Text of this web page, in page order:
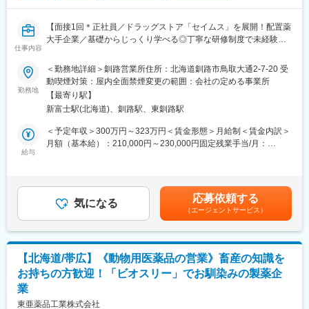
仕事内容
【面接1回＊正社員／ドラッグストア「セイムス」を展開！配置薬
大手企業／基礎からじっくり学べる◎丁寧な研修制度で未経験の
■職務内容：
担当エリアのお客様（個人宅や企業）へ訪問し、配置薬（お薬
箱）や健康食品の提案をお任せします。
※既に、取引のあるお客様先を訪問するスタイルです。
＜仕事の流れ＞
配置薬や健康食品、サプリメントの使用頻度に合わせて、1～6ヵ
へ訪問をします。
・配置薬や健康食品の期限管理
・健康相談、新商品・サービスのご提案 など
※一部、新たに配置薬を置いていただくお客様への訪問がありま
└配置薬は無料でおけるので、お客様も抵抗なく置いてくれる製
勤務地
＜勤務地詳細＞釧路営業所住所：北海道釧路市鳥取大通2-7-20 受
動喫煙対策：屋内全面禁煙変更の範囲：会社の定める事業所
【最寄り駅】
新富士駅(北海道)、釧路駅、東釧路駅
給与
＜予定年収＞300万円～323万円＜賃金形態＞月給制＜賃金内訳＞
月額（基本給）：210,000円～230,000円固定残業手当/月：
年収は当社規定に基づき、年齢や経験に応じて決定します。・昇
給：年1回（4月）＜モデル給与＞※入社3年目平均基本給＋各種手
当＋業績連動給→総支給月額344,141円※業績連動給：月の予算達
成や売り上げに対して支払われます賃金はあくまでも目安の金額
であり、選考を通じて上下する可能性があります。月給(月額)は固
定手当を含めた表記です。
気になる 応募依頼する
（エージェントサービス）
【北海道/帯広】《動物用医薬品の営業》畜産の知識を
お持ちの方歓迎！「ビオスリー」でお馴染みの製薬企
業
東亜薬品工業株式会社